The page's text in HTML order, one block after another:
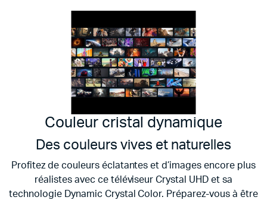
Couleur cristal dynamique
Des couleurs vives et naturelles
Profitez de couleurs éclatantes et d’images encore plus
réalistes avec ce téléviseur Crystal UHD et sa
technologie Dynamic Crystal Color. Préparez-vous à être